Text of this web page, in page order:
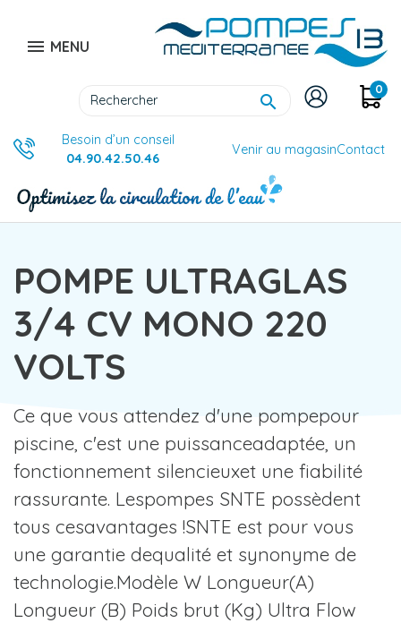
 MENU

0
Besoin d’un conseil
04.90.42.50.46
Venir au magasinContact
POMPE ULTRAGLAS
3/4 CV MONO 220
VOLTS
Ce que vous attendez d'une pompepour
piscine, c'est une puissanceadaptée, un
fonctionnement silencieuxet une fiabilité
rassurante. Lespompes SNTE possèdent
tous cesavantages !SNTE est pour vous
une garantie dequalité et synonyme de
technologie.Modèle W Longueur(A)
Longueur (B) Poids brut (Kg) Ultra Flow